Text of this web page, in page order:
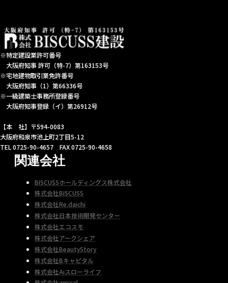
※特定建設業許可番号
大阪府知事 許可（特-7）第163153号
※宅地建物取引業免許番号
大阪府知事（1）第66336号
※一級建築士事務所登録番号
大阪府知事登録（イ）第26912号
【本 社】〒594-0083
大阪府和泉市池上町2丁目5-12
TEL 0725-90-4657 FAX 0725-90-4658
関連会社
BISCUSSホールディングス株式会社
株式会社BISCUSS
株式会社Re.daichi
株式会社日本技術開発センター
株式会社エコスモ
株式会社アークシェア
株式会社BeautyStory
株式会社Bキャピタル
株式会社Aiスローライフ